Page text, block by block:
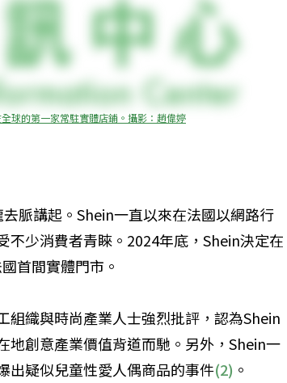
球的第一家常駐實體店鋪。攝影：趙偉婷
脈講起。Shein一直以來在法國以網路行
少消費者青睞。2024年底，Shein決定在
首間實體門市。
織與時尚產業人士強烈批評，認為Shein
地創意產業價值背道而馳。另外，Shein一
出疑似兒童性愛人偶商品的事件(2) 。